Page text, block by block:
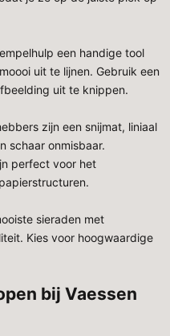
een handige tool
uit te lijnen. Gebruik een
uit te knippen.
zijn een snijmat, liniaal
schaar onmisbaar.
perfect voor het
sieraden met
Kies voor hoogwaardige
bij Vaessen